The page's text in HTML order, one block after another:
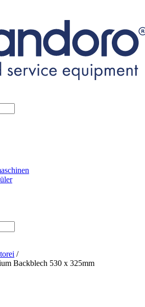
/
Backblech 530 x 325mm